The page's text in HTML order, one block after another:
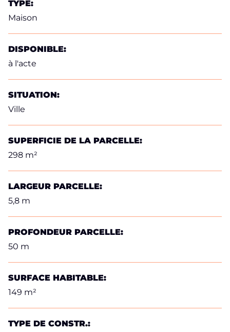
TYPE:
Maison
DISPONIBLE:
à l'acte
SITUATION:
Ville
SUPERFICIE DE LA PARCELLE:
298 m²
LARGEUR PARCELLE:
5,8 m
PROFONDEUR PARCELLE:
50 m
SURFACE HABITABLE:
149 m²
TYPE DE CONSTR.: